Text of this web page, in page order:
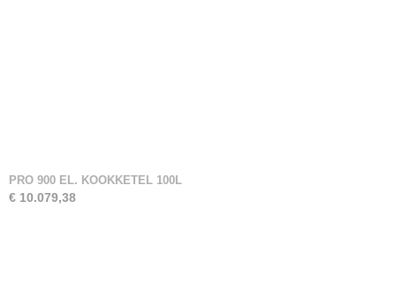
PRO 900 EL. KOOKKETEL 100L
€ 10.079,38